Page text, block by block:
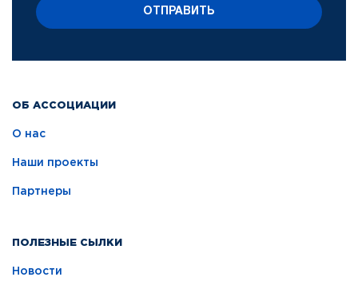
ОБ АССОЦИАЦИИ
О нас
Наши проекты
Партнеры
ПОЛЕЗНЫЕ СЫЛКИ
Новости
ОТПРАВИТЬ